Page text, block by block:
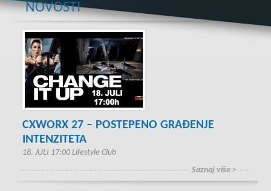
NOVOSTI
CXWORX 27 – POSTEPENO GRAĐENJE
INTENZITETA
18. JULI 17:00 Lifestyle Club
Saznaj više >